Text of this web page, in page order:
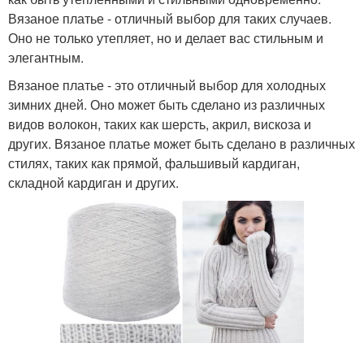
Вязаное платье - отличный выбор для таких случаев.
Оно не только утепляет, но и делает вас стильным и
элегантным.
Вязаное платье - это отличный выбор для холодных
зимних дней. Оно может быть сделано из различных
видов волокон, таких как шерсть, акрил, вискоза и
других. Вязаное платье может быть сделано в различных
стилях, таких как прямой, фальшивый кардиган,
складной кардиган и других.